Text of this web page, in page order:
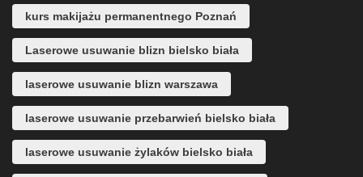
kurs makijażu permanentnego Poznań
Laserowe usuwanie blizn bielsko biała
laserowe usuwanie blizn warszawa
laserowe usuwanie przebarwień bielsko biała
laserowe usuwanie żylaków bielsko biała